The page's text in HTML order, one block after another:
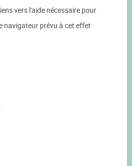
vers l'aide nécessaire pour
navigateur prévu à cet effet :